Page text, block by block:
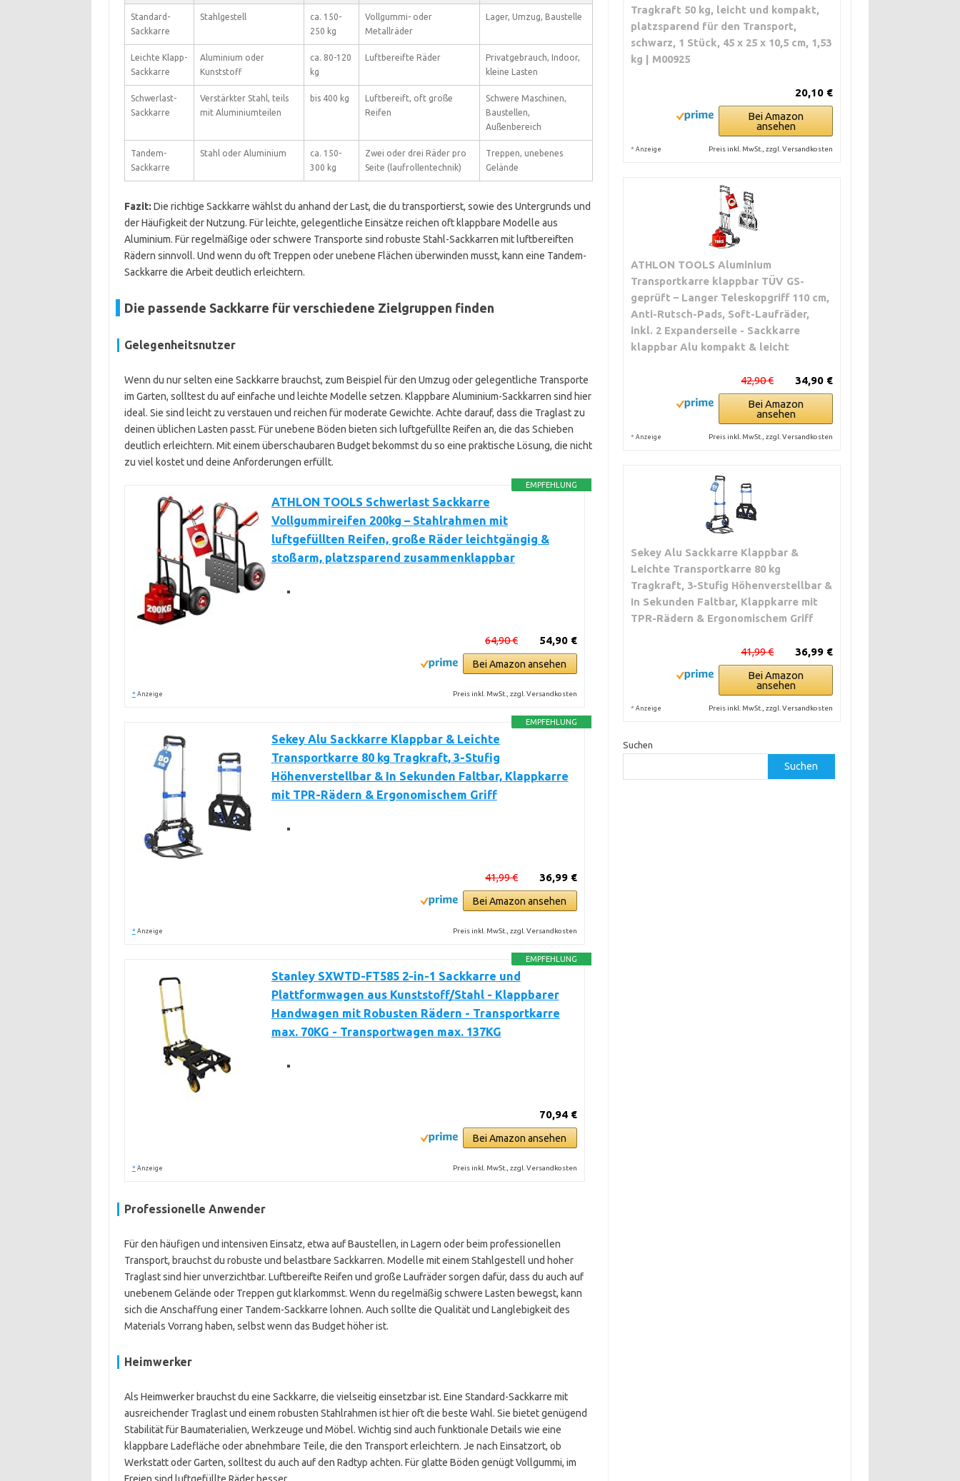
Standard-
Sackkarre
Stahlgestell
ca. 150-
250 kg
Vollgummi- oder
Metallräder
Lager, Umzug, Baustelle
Leichte Klapp-
Sackkarre
Aluminium oder
Kunststoff
ca. 80-120
kg
Luftbereifte Räder
Privatgebrauch, Indoor,
kleine Lasten
Schwerlast-
Sackkarre
Verstärkter Stahl, teils
mit Aluminiumteilen
bis 400 kg
Luftbereift, oft große
Reifen
Schwere Maschinen,
Baustellen,
Außenbereich
Tandem-
Sackkarre
Stahl oder Aluminium
ca. 150-
300 kg
Zwei oder drei Räder pro
Seite (laufrollentechnik)
Treppen, unebenes
Gelände
Fazit: Die richtige Sackkarre wählst du anhand der Last, die du transportierst, sowie des Untergrunds und
der Häufigkeit der Nutzung. Für leichte, gelegentliche Einsätze reichen oft klappbare Modelle aus
Aluminium. Für regelmäßige oder schwere Transporte sind robuste Stahl-Sackkarren mit luftbereiften
Rädern sinnvoll. Und wenn du oft Treppen oder unebene Flächen überwinden musst, kann eine Tandem-
Sackkarre die Arbeit deutlich erleichtern.
Die passende Sackkarre für verschiedene Zielgruppen finden
Gelegenheitsnutzer
Wenn du nur selten eine Sackkarre brauchst, zum Beispiel für den Umzug oder gelegentliche Transporte
im Garten, solltest du auf einfache und leichte Modelle setzen. Klappbare Aluminium-Sackkarren sind hier
ideal. Sie sind leicht zu verstauen und reichen für moderate Gewichte. Achte darauf, dass die Traglast zu
deinen üblichen Lasten passt. Für unebene Böden bieten sich luftgefüllte Reifen an, die das Schieben
deutlich erleichtern. Mit einem überschaubaren Budget bekommst du so eine praktische Lösung, die nicht
zu viel kostet und deine Anforderungen erfüllt.
EMPFEHLUNG
ATHLON TOOLS Schwerlast Sackkarre
Vollgummireifen 200kg – Stahlrahmen mit
luftgefüllten Reifen, große Räder leichtgängig &
stoßarm, platzsparend zusammenklappbar
54,90 €
64,90 €
Bei Amazon ansehen
* Anzeige Preis inkl. MwSt., zzgl. Versandkosten
EMPFEHLUNG
Sekey Alu Sackkarre Klappbar & Leichte
Transportkarre 80 kg Tragkraft, 3-Stufig
Höhenverstellbar & In Sekunden Faltbar, Klappkarre
mit TPR-Rädern & Ergonomischem Griff
36,99 €
41,99 €
Bei Amazon ansehen
* Anzeige Preis inkl. MwSt., zzgl. Versandkosten
EMPFEHLUNG
Stanley SXWTD-FT585 2-in-1 Sackkarre und
Plattformwagen aus Kunststoff/Stahl - Klappbarer
Handwagen mit Robusten Rädern - Transportkarre
max. 70KG - Transportwagen max. 137KG
70,94 €
Bei Amazon ansehen
* Anzeige Preis inkl. MwSt., zzgl. Versandkosten
Professionelle Anwender
Für den häufigen und intensiven Einsatz, etwa auf Baustellen, in Lagern oder beim professionellen
Transport, brauchst du robuste und belastbare Sackkarren. Modelle mit einem Stahlgestell und hoher
Traglast sind hier unverzichtbar. Luftbereifte Reifen und große Laufräder sorgen dafür, dass du auch auf
unebenem Gelände oder Treppen gut klarkommst. Wenn du regelmäßig schwere Lasten bewegst, kann
sich die Anschaffung einer Tandem-Sackkarre lohnen. Auch sollte die Qualität und Langlebigkeit des
Materials Vorrang haben, selbst wenn das Budget höher ist.
Heimwerker
Als Heimwerker brauchst du eine Sackkarre, die vielseitig einsetzbar ist. Eine Standard-Sackkarre mit
ausreichender Traglast und einem robusten Stahlrahmen ist hier oft die beste Wahl. Sie bietet genügend
Stabilität für Baumaterialien, Werkzeuge und Möbel. Wichtig sind auch funktionale Details wie eine
klappbare Ladefläche oder abnehmbare Teile, die den Transport erleichtern. Je nach Einsatzort, ob
Werkstatt oder Garten, solltest du auch auf den Radtyp achten. Für glatte Böden genügt Vollgummi, im
Tragkraft 50 kg, leicht und kompakt,
platzsparend für den Transport,
schwarz, 1 Stück, 45 x 25 x 10,5 cm, 1,53
kg | M00925
20,10 €
Bei Amazon
ansehen
* Anzeige Preis inkl. MwSt., zzgl. Versandkosten
ATHLON TOOLS Aluminium
Transportkarre klappbar TÜV GS-
geprüft – Langer Teleskopgriff 110 cm,
Anti-Rutsch-Pads, Soft-Laufräder,
inkl. 2 Expanderseile - Sackkarre
klappbar Alu kompakt & leicht
34,90 €
42,90 €
Bei Amazon
ansehen
* Anzeige Preis inkl. MwSt., zzgl. Versandkosten
Sekey Alu Sackkarre Klappbar &
Leichte Transportkarre 80 kg
Tragkraft, 3-Stufig Höhenverstellbar &
In Sekunden Faltbar, Klappkarre mit
TPR-Rädern & Ergonomischem Griff
36,99 €
41,99 €
Bei Amazon
ansehen
* Anzeige Preis inkl. MwSt., zzgl. Versandkosten
Suchen
Suchen